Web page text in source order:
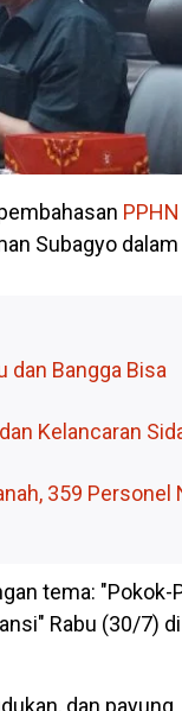
PPHN
Subagyo dalam
dan Bangga Bisa
Kelancaran
359 Personel
tema: "Pokok-
Rabu (30/7) di
dan payung